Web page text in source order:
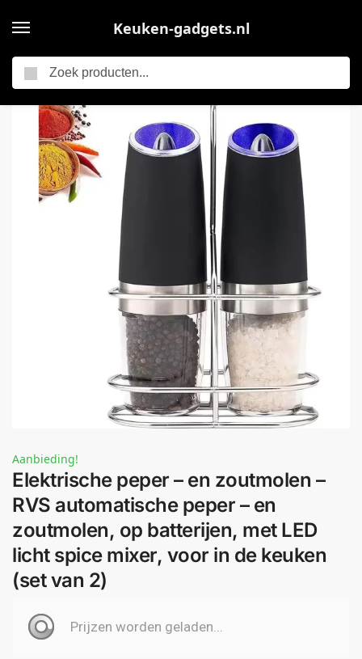
Keuken-gadgets.nl
Elektrische keukengadgets
Aanbieding!
Elektrische peper – en zoutmolen –
RVS automatische peper – en
zoutmolen, op batterijen, met LED
licht spice mixer, voor in de keuken
(set van 2)